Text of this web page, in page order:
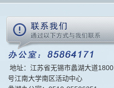
地址：江苏省无锡市蠡湖大道1800
号江南大学南区活动中心